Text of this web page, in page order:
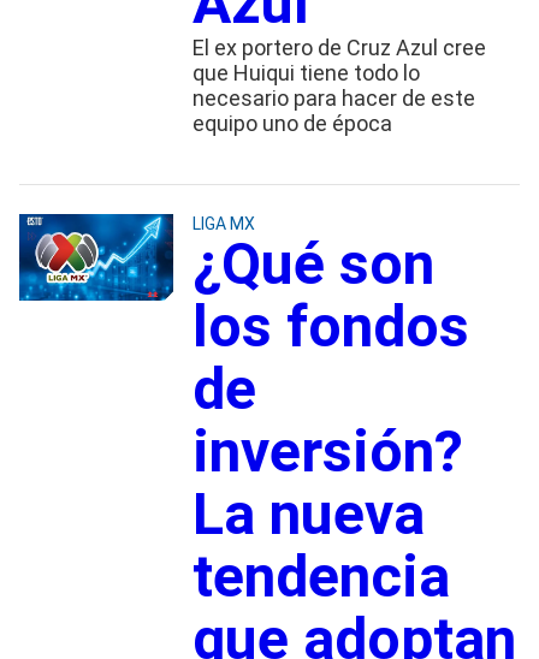
El ex portero de Cruz Azul cree
que Huiqui tiene todo lo
necesario para hacer de este
equipo uno de época
LIGA MX
¿Qué son
los fondos
de
inversión?
La nueva
tendencia
que adoptan